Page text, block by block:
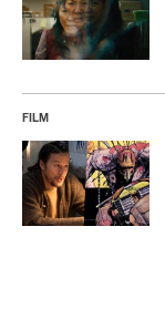
FILM